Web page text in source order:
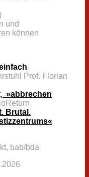
und
können
Prof. Florian
»abbrechen
Brutal.
bab/bda